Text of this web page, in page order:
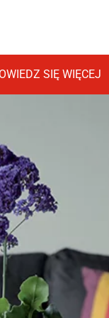
SIĘ WIĘCEJ